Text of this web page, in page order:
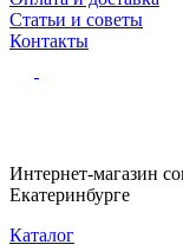
Статьи и советы
Контакты
Интернет-магазин
Екатеринбурге
Каталог